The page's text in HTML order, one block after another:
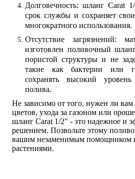
Долговечность: шланг Carat
срок службы и сохраняет
многократного использования.
Отсутствие загрязнений:
изготовлен поливочный
пористой структуры и не
такие как бактерии или
сохранять высокий
полива.
Не зависимо от того, нужен ли
цветов, ухода за газоном или
шланг Carat 1/2" - это надежное и
решением. Позвольте этому
вашим незаменимым помощником
растениями.